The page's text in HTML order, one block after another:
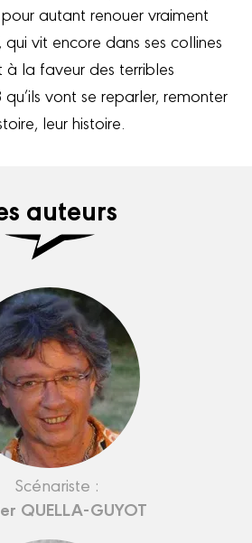
autant renouer vraiment
vit encore dans ses collines
à la faveur des terribles
vont se reparler, remonter
leur histoire.
auteurs
Scénariste :
QUELLA-GUYOT